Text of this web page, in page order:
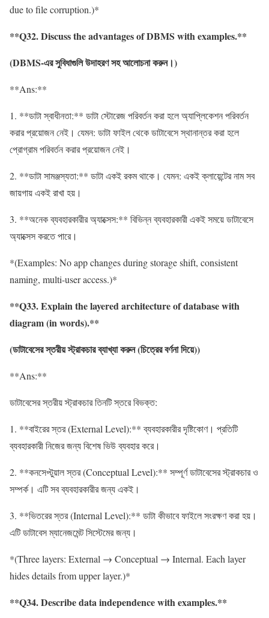
due to file corruption.)*
**Q32. Discuss the advantages of DBMS with examples.**
(DBMS-এরসুবিধাগুলিউদাহরণসহআলোচনাকরুন।)
**Ans:**
1. **ডাটা স্বাধীনতা:** ডাটা স্টোরেজ পরিবর্তন করা হলে অ্যাপ্লিকেশন পরিবর্তন
করার প্রয়োজন নেই। যেমন: ডাটা ফাইল থেকে ডাটাবেসে স্থানান্তর করা হলে
প্রোগ্রাম পরিবর্তন করার প্রয়োজন নেই।
2. **ডাটা সামঞ্জস্যতা:** ডাটা একই রকম থাকে। যেমন: একই ক্লায়েন্টের নাম সব
জায়গায় একই রাখা হয়।
3. **অনেক ব্যবহারকারীর অ্যাক্সেস:** বিভিন্ন ব্যবহারকারী একই সময়ে ডাটাবেসে
অ্যাক্সেস করতে পারে।
*(Examples: No app changes during storage shift, consistent
naming, multi-user access.)*
**Q33. Explain the layered architecture of database with
diagram (in words).**
(ডাটাবেসেরস্তরীয়স্ট্রাকচারব্যাখ্যাকরুন(চিত্রেরবর্ণনাদিয়ে))
**Ans:**
ডাটাবেসের স্তরীয় স্ট্রাকচার তিনটি স্তরে বিভক্ত:
1. **বাইরের স্তর (External Level):** ব্যবহারকারীর দৃষ্টিকোণ। প্রতিটি
ব্যবহারকারী নিজের জন্য বিশেষ ভিউ ব্যবহার করে।
2. **কনসেপ্টুয়াল স্তর (Conceptual Level):** সম্পূর্ণ ডাটাবেসের স্ট্রাকচার ও
সম্পর্ক। এটি সব ব্যবহারকারীর জন্য একই।
3. **ভিতরের স্তর (Internal Level):** ডাটা কীভাবে ফাইলে সংরক্ষণ করা হয়।
এটি ডাটাবেস ম্যানেজমেন্ট সিস্টেমের জন্য।
*(Three layers: External → Conceptual → Internal. Each layer
hides details from upper layer.)*
**Q34. Describe data independence with examples.**